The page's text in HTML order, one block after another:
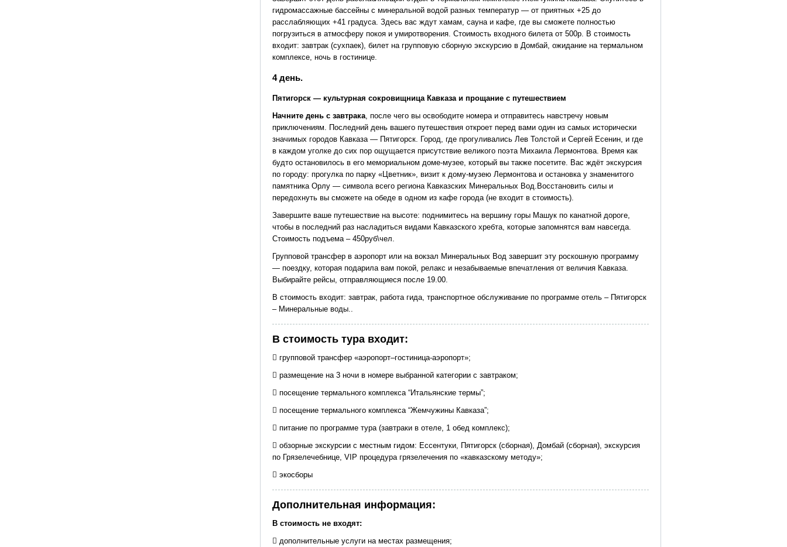
гидромассажные бассейны с минеральной водой разных температур — от приятных +25 до
расслабляющих +41 градуса. Здесь вас ждут хамам, сауна и кафе, где вы сможете полностью
погрузиться в атмосферу покоя и умиротворения. Стоимость входного билета от 500р. В стоимость
входит: завтрак (сухпаек), билет на групповую сборную экскурсию в Домбай, ожидание на термальном
комплексе, ночь в гостинице.
4 день.
Пятигорск — культурная сокровищница Кавказа и прощание с путешествием
Начните день с завтрака, после чего вы освободите номера и отправитесь навстречу новым
приключениям. Последний день вашего путешествия откроет перед вами один из самых исторически
значимых городов Кавказа — Пятигорск. Город, где прогуливались Лев Толстой и Сергей Есенин, и где
в каждом уголке до сих пор ощущается присутствие великого поэта Михаила Лермонтова. Время как
будто остановилось в его мемориальном доме-музее, который вы также посетите. Вас ждёт экскурсия
по городу: прогулка по парку «Цветник», визит к дому-музею Лермонтова и остановка у знаменитого
памятника Орлу — символа всего региона Кавказских Минеральных Вод.Восстановить силы и
передохнуть вы сможете на обеде в одном из кафе города (не входит в стоимость).
Завершите ваше путешествие на высоте: поднимитесь на вершину горы Машук по канатной дороге,
чтобы в последний раз насладиться видами Кавказского хребта, которые запомнятся вам навсегда.
Стоимость подъема – 450руб\чел.
Групповой трансфер в аэропорт или на вокзал Минеральных Вод завершит эту роскошную программу
— поездку, которая подарила вам покой, релакс и незабываемые впечатления от величия Кавказа.
Выбирайте рейсы, отправляющиеся после 19.00.
В стоимость входит: завтрак, работа гида, транспортное обслуживание по программе отель – Пятигорск
– Минеральные воды..
В стоимость тура входит:
 групповой трансфер «аэропорт–гостиница-аэропорт»;
 размещение на 3 ночи в номере выбранной категории c завтраком;
 посещение термального комплекса “Итальянские термы”;
 посещение термального комплекса “Жемчужины Кавказа”;
 питание по программе тура (завтраки в отеле, 1 обед комплекс);
 обзорные экскурсии с местным гидом: Ессентуки, Пятигорск (сборная), Домбай (сборная), экскурсия
по Грязелечебнице, VIP процедура грязелечения по «кавказскому методу»;
 экосборы
Дополнительная информация:
В стоимость не входят:
 дополнительные услуги на местах размещения;